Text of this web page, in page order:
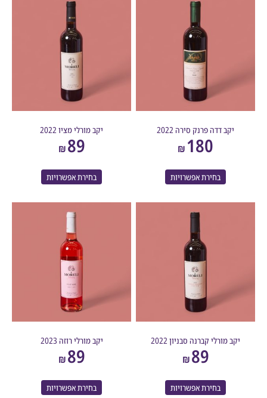
יקב דדה פרנק סירה 2022
₪
בחירת אפשרויות
יקב מורלי מציו 2022
בחירת אפשרויות
מורלי קברנה סבניון 2022
בחירת אפשרויות
יקב מורלי רוזה 2023
בחירת אפשרויות